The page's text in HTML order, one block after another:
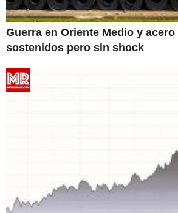
Guerra en Oriente Medio y
sostenidos pero sin shock